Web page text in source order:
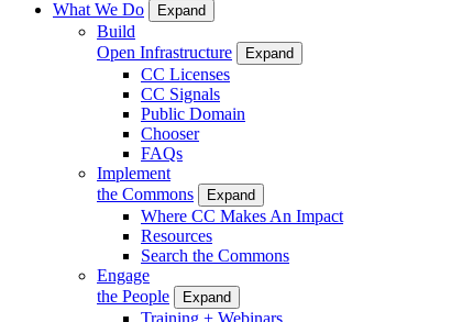
What We Do
Expand
Build
Open Infrastructure
Expand
CC Licenses
CC Signals
Public Domain
Chooser
FAQs
Implement
the Commons
Expand
Where CC Makes An Impact
Resources
Search the Commons
Engage
the People
Expand
Training + Webinars